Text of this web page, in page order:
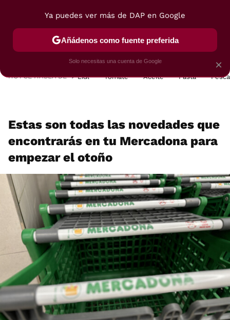
POSTRES VIAJES SELECCIÓN VEGUI
HOY SE HABLA DE Lidl Tomate Aceite Pasta
Estas son todas las novedades que
encontrarás en tu Mercadona para
empezar el otoño
×
Ya puedes ver más de DAP en Google
Añádenos como fuente preferida
Solo necesitas una cuenta de Google